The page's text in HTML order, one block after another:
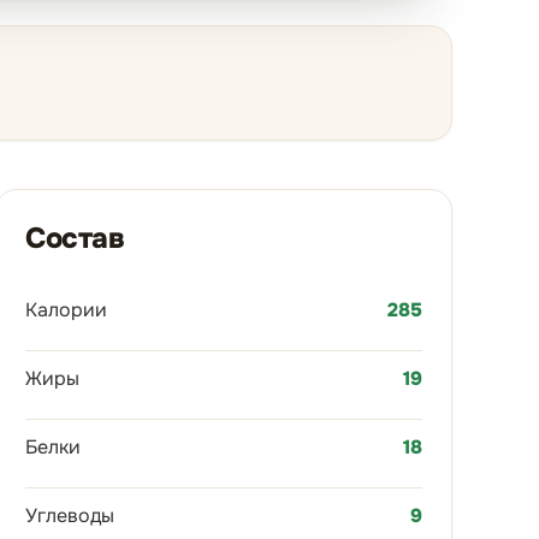
Состав
Калории 285
Жиры 19
Белки 18
Углеводы 9